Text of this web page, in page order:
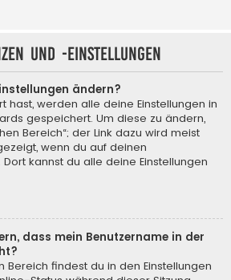
und -einstellungen
ändern?
hast, werden alle deine Einstellungen in
gespeichert. Um diese zu ändern,
Bereich“; der Link dazu wird meist
wenn du auf deinen
kannst du alle deine Einstellungen
dass mein Benutzername in der
Bereich findest du in den Einstellungen